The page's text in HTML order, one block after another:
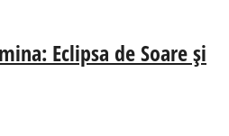
Eclipsa de Soare și